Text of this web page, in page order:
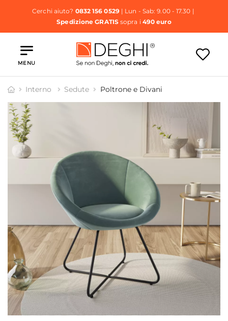
Cerchi aiuto? 0832 156 0529| Lun - Sab: 9.00 - 17.30 |
Spedizione GRATISsopra i 490 euro
MENU
Interno Sedute Poltrone e Divani